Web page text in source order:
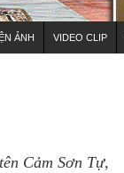
ẢNH VIDEO CLIP
Cảm Sơn Tự,